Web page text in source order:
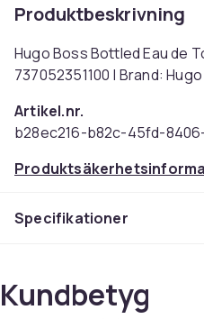
Produktbeskrivning
Hugo Boss Bottled Eau de
737052351100 | Brand:
Artikel.nr.
b28ec216-b82c-45fd-
Specifikationer
Kundbetyg